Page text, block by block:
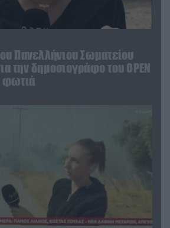
Πανελλήνιου Σωματείου
την δημοσιογράφο του OPEN
φωτιά